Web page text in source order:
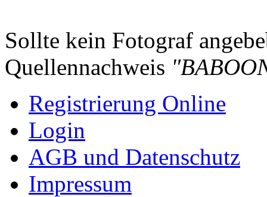
Sollte kein Fotograf
Quellennachweis
Registrierung Online
Login
AGB und Datenschutz
Impressum